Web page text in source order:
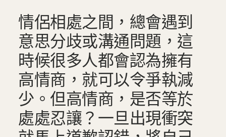
情侶相處之間，總會遇到
意思分歧或溝通問題，這
時候很多人都會認為擁有
高情商，就可以令爭執減
少。但高情商，是否等於
處處忍讓？一旦出現衝突